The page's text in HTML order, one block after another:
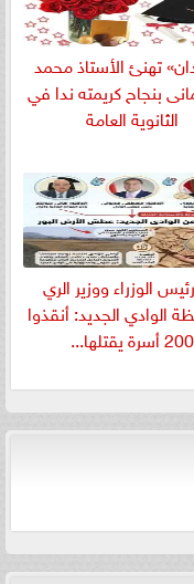
تهنئ الأستاذ محمد
بنجاح كريمته ندا في
الثانوية العامة
الوزراء ووزير الري
الوادي الجديد: أنقذوا
200 أسرة يقتلها...